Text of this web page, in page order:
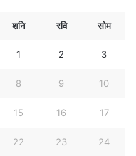
शनि रवि सोम
1 2 3
8 9 10
15 16 17
22 23 24